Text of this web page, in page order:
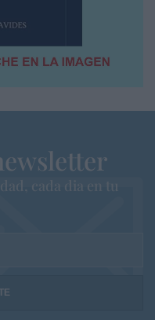
cada dia en tu